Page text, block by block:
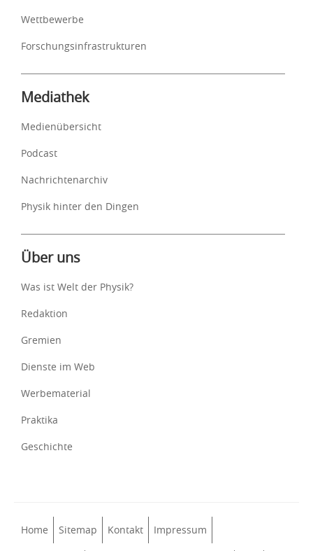
Wettbewerbe
Forschungsinfrastrukturen
Mediathek
Medienübersicht
Podcast
Nachrichtenarchiv
Physik hinter den Dingen
Über uns
Was ist Welt der Physik?
Redaktion
Gremien
Dienste im Web
Werbematerial
Praktika
Geschichte
Home Sitemap Kontakt Impressum